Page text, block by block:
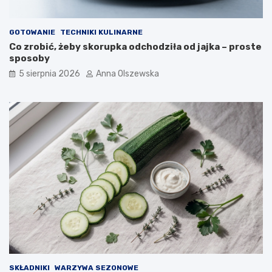
GOTOWANIE TECHNIKI KULINARNE
Co zrobić, żeby skorupka odchodziła od jajka – proste
sposoby
5 sierpnia 2026 Anna Olszewska
SKŁADNIKI WARZYWA SEZONOWE